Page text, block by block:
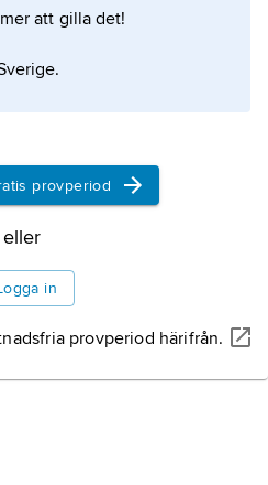
virke
på den brittiska
sågverksindustrin
artikeln
att gilla det!
provperiod
eller
in
provperiod härifrån.